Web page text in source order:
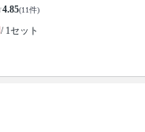
4.85(11件)
/ 1セット